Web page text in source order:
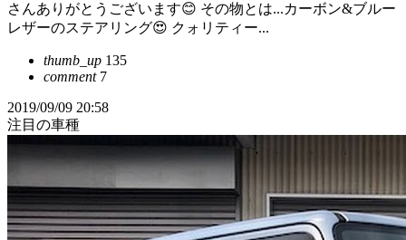
さんありがとうございます😊 その物とは...カーボン&ブルー
レザーのステアリング😍 クォリティー...
thumb_up 135
comment7
2019/09/09 20:58
注目の車種